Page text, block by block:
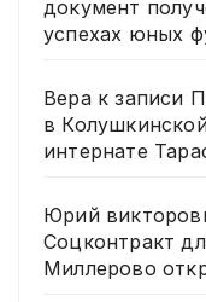
документ
успехах юных
Верак записи
в
интернате
Юрий
Соцконтракт
Миллерово